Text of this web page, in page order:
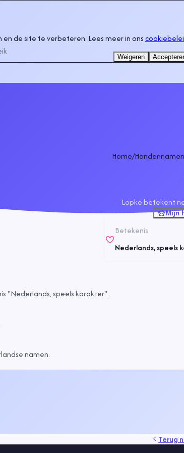
Home/Hondennamen
Lopke betekent
Mijn
Betekenis
Nederlands, speels
"Nederlands, speels karakter".
namen.
Terug
de site te verbeteren. Lees meer in ons
Weigeren